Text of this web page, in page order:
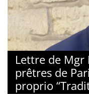
Lettre de
prêtres de
proprio